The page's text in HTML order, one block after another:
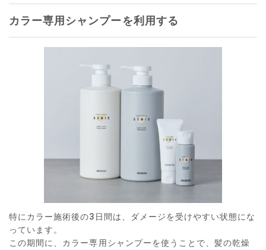
カラー専用シャンプーを利用する
特にカラー施術後の3日間は、ダメージを受けやすい状態にな
っています。
この期間に、カラー専用シャンプーを使うことで、髪の乾燥